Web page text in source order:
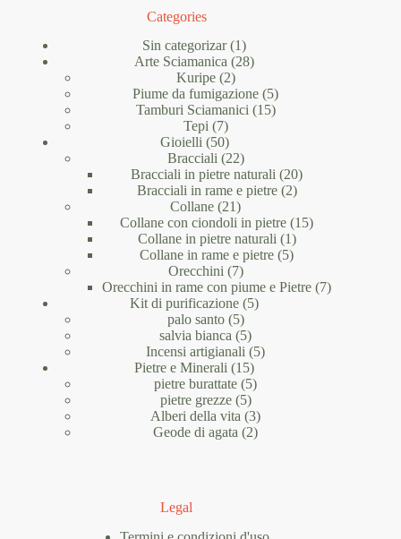
Categories
Sin categorizar 11
prodotto
Arte Sciamanica 2828
Kuripe 22
prodotti
Piume da fumigazione 55
prodotti
Tamburi Sciamanici 1515
Tepi 77
prodotti
Gioielli 5050
prodotti
Bracciali 2222
prodotti
Bracciali in pietre naturali 2020
Bracciali in rame e pietre 22
Collane 2121
prodotti
Collane con ciondoli in pietre 1515
Collane in pietre naturali 11
prodotto
Collane in rame e pietre 55
Orecchini 77
prodotti
Orecchini in rame con piume e Pietre 77
Kit di purificazione 55
palo santo 55
prodotti
salvia bianca 55
prodotti
Incensi artigianali 55
Pietre e Minerali 1515
prodotti
pietre burattate 55
pietre grezze 55
prodotti
Alberi della vita 33
prodotti
Geode di agata 22
Legal